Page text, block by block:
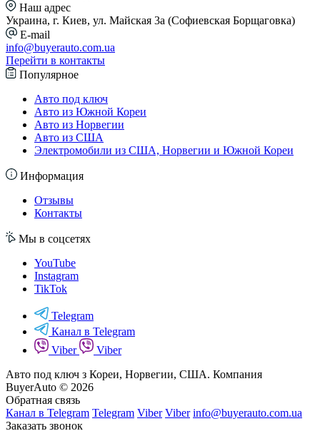
Наш адрес
Украина, г. Киев, ул. Майская 3а (Софиевская Борщаговка)
E-mail
info@buyerauto.com.ua
Перейти в контакты
Популярное
Авто под ключ
Авто из Южной Кореи
Авто из Норвегии
Авто из США
Электромобили из США, Норвегии и Южной Кореи
Информация
Отзывы
Контакты
Мы в соцсетях
YouTube
Instagram
TikTok
Telegram
Канал в Telegram
Viber
Viber
Авто под ключ з Кореи, Норвегии, США. Компания
BuyerAuto © 2026
Обратная связь
Канал в Telegram Telegram Viber Viber info@buyerauto.com.ua
Заказать звонок